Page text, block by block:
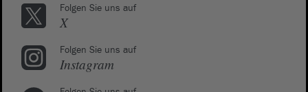
Folgen Sie uns auf
X
Folgen Sie uns auf
Instagram